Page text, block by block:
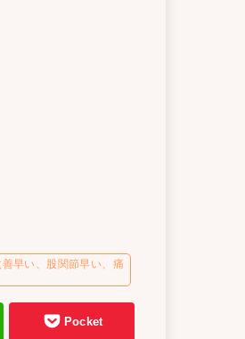
早い、股関節早い、痛
Pocket